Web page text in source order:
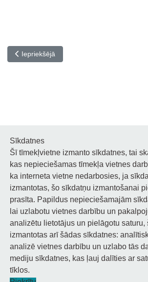
Iepriekšējais raksts: "La Badinerie"
Iepriekšējā
Noderīgi
Privātuma politika
Sīkdatņu privātuma politika
Piekļūstamība
© 2026 Staņislava Broka Daugavpils Mūzikas
Sīkdatnes
Šī tīmekļvietne izmanto sīkdatnes, tai
kas nepieciešamas tīmekļa vietnes
ka interneta vietne nedarbosies, ja
izmantotas, šo sīkdatņu izmantošanai
prasīta. Papildus nepieciešamajām
lai uzlabotu vietnes darbību un
analizētu lietotājus un pielāgotu saturu,
izmantotas arī šādas sīkdatnes:
analizē vietnes darbību un uzlabo tās
mediju sīkdatnes, kas ļauj dalīties ar
tīklos.